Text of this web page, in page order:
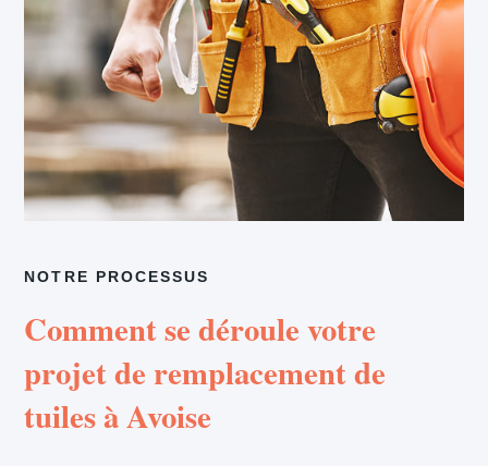
NOTRE PROCESSUS
Comment se déroule votre
projet de remplacement de
tuiles à Avoise